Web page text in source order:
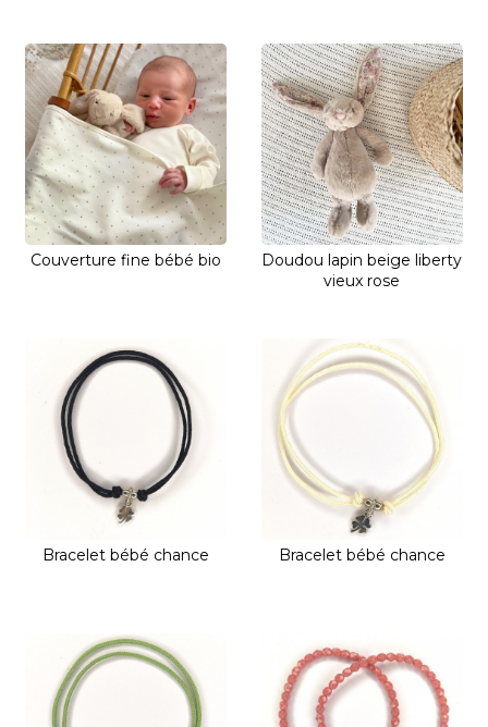
Couverture fine bébé bio
Doudou lapin beige liberty
vieux rose
Bracelet bébé chance Bracelet bébé chance